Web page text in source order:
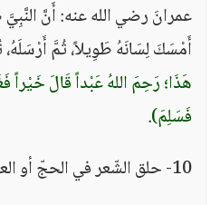
عمرانَ رضي الله عنه: أَنَّ
أَمْسَكَ لِسَانَهُ طَوِيلاً، ثُمَّ
هَذَا؛ رَحِمَ اللهُ عَبْداً قَالَ
فَسَلِمَ).
10- حلق الشّعر في الحجّ أو العمرة: